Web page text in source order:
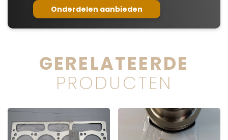
Onderdelen aanbieden
GERELATEERDE
PRODUCTEN